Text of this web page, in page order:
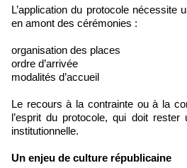
L’application du protocole nécessite
en amont des cérémonies :
organisation des places
ordre d’arrivée
modalités d’accueil
Le recours à la contrainte ou à la
l’esprit du protocole, qui doit rester
institutionnelle.
Un enjeu de culture républicaine